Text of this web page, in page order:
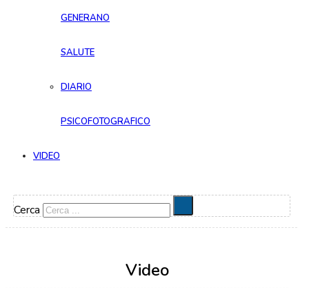
GENERANO
SALUTE
DIARIO
PSICOFOTOGRAFICO
VIDEO
Cerca
Video